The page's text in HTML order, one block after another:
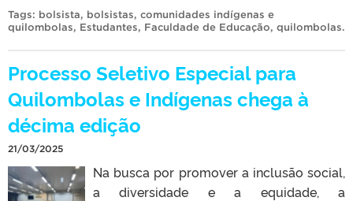
Tags: bolsista, bolsistas, comunidades indígenas e
quilombolas, Estudantes, Faculdade de Educação, quilombolas.
Processo Seletivo Especial para
Quilombolas e Indígenas chega à
décima edição
21/03/2025
Na busca por promover a inclusão social,
a diversidade e a equidade, a